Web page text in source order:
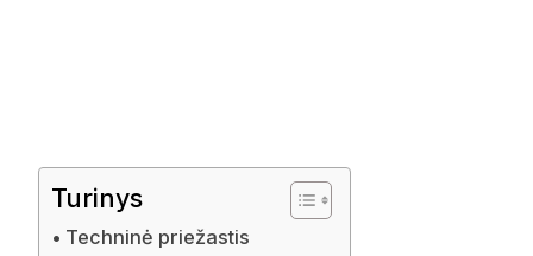
Turinys
Techninė priežastis